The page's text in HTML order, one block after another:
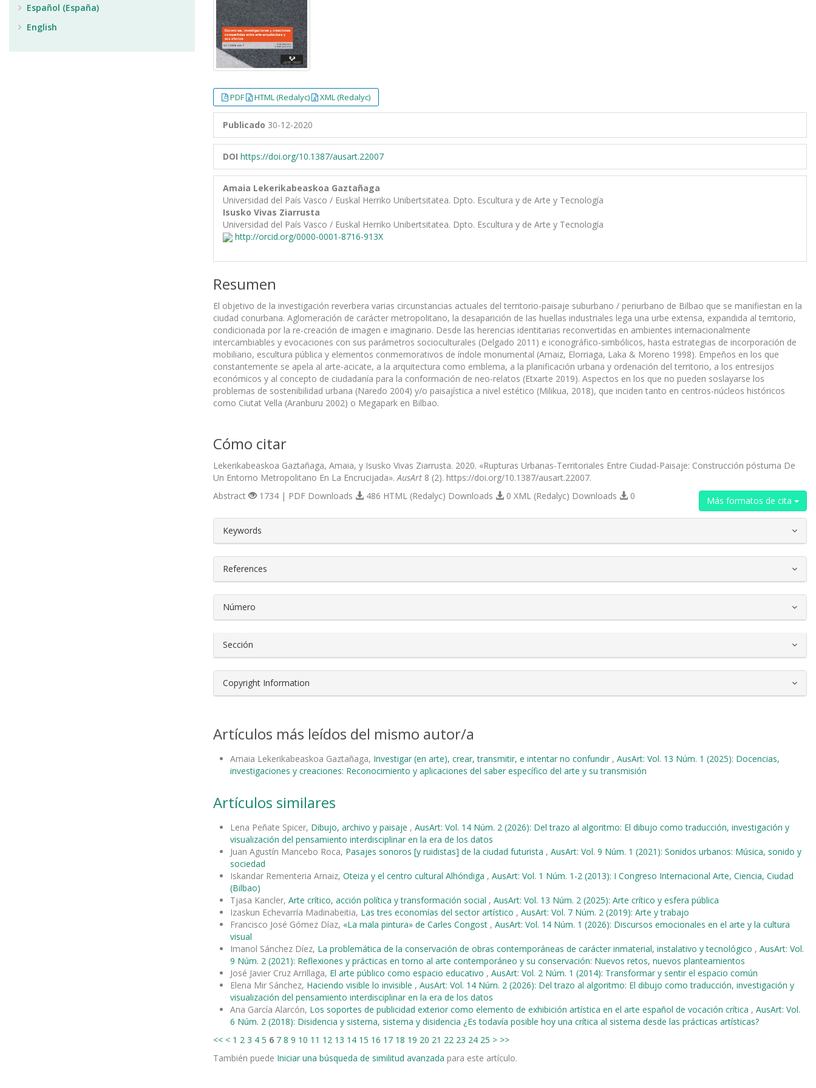
PDF HTML (Redalyc) XML (Redalyc)
Publicado 30-12-2020
DOI https://doi.org/10.1387/ausart.22007
Amaia Lekerikabeaskoa Gaztañaga
Universidad del País Vasco / Euskal Herriko Unibertsitatea. Dpto. Escultura y de Arte y Tecnología
Isusko Vivas Ziarrusta
Universidad del País Vasco / Euskal Herriko Unibertsitatea. Dpto. Escultura y de Arte y Tecnología
http://orcid.org/0000-0001-8716-913X
Resumen
El objetivo de la investigación reverbera varias circunstancias actuales del territorio-paisaje suburbano / periurbano de Bilbao que se manifiestan en la
ciudad conurbana. Aglomeración de carácter metropolitano, la desaparición de las huellas industriales lega una urbe extensa, expandida al territorio,
condicionada por la re-creación de imagen e imaginario. Desde las herencias identitarias reconvertidas en ambientes internacionalmente
intercambiables y evocaciones con sus parámetros socioculturales (Delgado 2011) e iconográfico-simbólicos, hasta estrategias de incorporación de
mobiliario, escultura pública y elementos conmemorativos de índole monumental (Arnaiz, Elorriaga, Laka & Moreno 1998). Empeños en los que
constantemente se apela al arte-acicate, a la arquitectura como emblema, a la planificación urbana y ordenación del territorio, a los entresijos
económicos y al concepto de ciudadanía para la conformación de neo-relatos (Etxarte 2019). Aspectos en los que no pueden soslayarse los
problemas de sostenibilidad urbana (Naredo 2004) y/o paisajística a nivel estético (Milikua, 2018), que inciden tanto en centros-núcleos históricos
como Ciutat Vella (Aranburu 2002) o Megapark en Bilbao.
Cómo citar
Lekerikabeaskoa Gaztañaga, Amaia, y Isusko Vivas Ziarrusta. 2020. «Rupturas Urbanas-Territoriales Entre Ciudad-Paisaje: Construcción póstuma De
Un Entorno Metropolitano En La Encrucijada». AusArt 8 (2). https://doi.org/10.1387/ausart.22007.
Más formatos de cita
Abstract 1734 | PDF Downloads 486 HTML (Redalyc) Downloads 0 XML (Redalyc) Downloads 0
##plugins.themes.bootstrap3.article.details##
Keywords
References
Número
Sección
Copyright Information
Artículos más leídos del mismo autor/a
Amaia Lekerikabeaskoa Gaztañaga, Investigar (en arte), crear, transmitir, e intentar no confundir , AusArt: Vol. 13 Núm. 1 (2025): Docencias,
investigaciones y creaciones: Reconocimiento y aplicaciones del saber específico del arte y su transmisión
Artículos similares
Lena Peñate Spicer, Dibujo, archivo y paisaje , AusArt: Vol. 14 Núm. 2 (2026): Del trazo al algoritmo: El dibujo como traducción, investigación y
visualización del pensamiento interdisciplinar en la era de los datos
Juan Agustín Mancebo Roca, Pasajes sonoros [y ruidistas] de la ciudad futurista , AusArt: Vol. 9 Núm. 1 (2021): Sonidos urbanos: Música, sonido y
sociedad
Iskandar Rementeria Arnaiz, Oteiza y el centro cultural Alhóndiga , AusArt: Vol. 1 Núm. 1-2 (2013): I Congreso Internacional Arte, Ciencia, Ciudad
(Bilbao)
Tjasa Kancler, Arte crítico, acción política y transformación social , AusArt: Vol. 13 Núm. 2 (2025): Arte crítico y esfera pública
Izaskun Echevarría Madinabeitia, Las tres economías del sector artístico , AusArt: Vol. 7 Núm. 2 (2019): Arte y trabajo
Francisco José Gómez Díaz, «La mala pintura» de Carles Congost , AusArt: Vol. 14 Núm. 1 (2026): Discursos emocionales en el arte y la cultura
visual
Imanol Sánchez Díez, La problemática de la conservación de obras contemporáneas de carácter inmaterial, instalativo y tecnológico , AusArt: Vol.
9 Núm. 2 (2021): Reflexiones y prácticas en torno al arte contemporáneo y su conservación: Nuevos retos, nuevos planteamientos
José Javier Cruz Arrillaga, El arte público como espacio educativo , AusArt: Vol. 2 Núm. 1 (2014): Transformar y sentir el espacio común
Elena Mir Sánchez, Haciendo visible lo invisible , AusArt: Vol. 14 Núm. 2 (2026): Del trazo al algoritmo: El dibujo como traducción, investigación y
visualización del pensamiento interdisciplinar en la era de los datos
Ana García Alarcón, Los soportes de publicidad exterior como elemento de exhibición artística en el arte español de vocación crítica , AusArt: Vol.
6 Núm. 2 (2018): Disidencia y sistema, sistema y disidencia ¿Es todavía posible hoy una crítica al sistema desde las prácticas artísticas?
<< < 1 2 3 4 5 6 7 8 9 10 11 12 13 14 15 16 17 18 19 20 21 22 23 24 25 > >>
También puede Iniciar una búsqueda de similitud avanzada para este artículo.
Español (España)
English